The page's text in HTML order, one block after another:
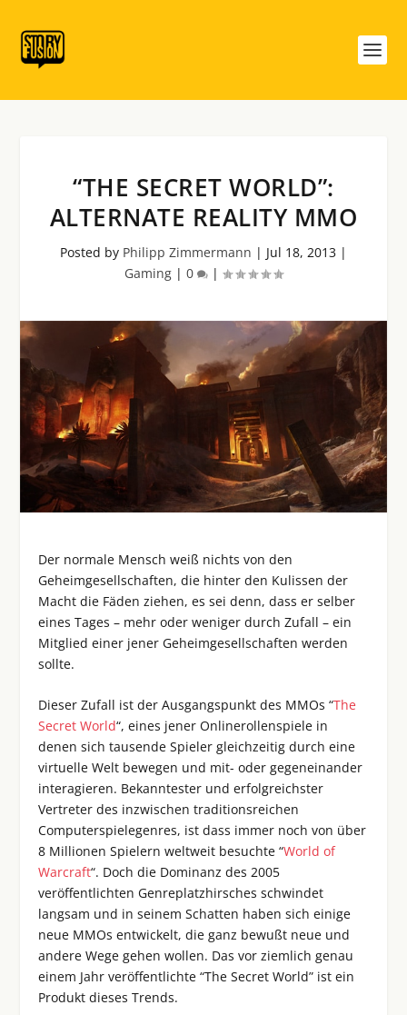
“THE SECRET WORLD”:
ALTERNATE REALITY MMO
Posted by Philipp Zimmermann | Jul 18, 2013 |
Gaming | 0 |
Der normale Mensch weiß nichts von den
Geheimgesellschaften, die hinter den Kulissen der
Macht die Fäden ziehen, es sei denn, dass er selber
eines Tages – mehr oder weniger durch Zufall – ein
Mitglied einer jener Geheimgesellschaften werden
sollte.
Dieser Zufall ist der Ausgangspunkt des MMOs “The
Secret World“, eines jener Onlinerollenspiele in
denen sich tausende Spieler gleichzeitig durch eine
virtuelle Welt bewegen und mit- oder gegeneinander
interagieren. Bekanntester und erfolgreichster
Vertreter des inzwischen traditionsreichen
Computerspielegenres, ist dass immer noch von über
8 Millionen Spielern weltweit besuchte “World of
Warcraft“. Doch die Dominanz des 2005
veröffentlichten Genreplatzhirsches schwindet
langsam und in seinem Schatten haben sich einige
neue MMOs entwickelt, die ganz bewußt neue und
andere Wege gehen wollen. Das vor ziemlich genau
einem Jahr veröffentlichte “The Secret World” ist ein
Produkt dieses Trends.